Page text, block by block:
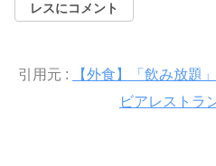
レスにコメント
引用元 :
【外食】「飲み放題
ビアレストラ